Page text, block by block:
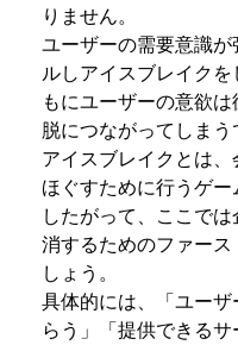
りません。
ユーザーの需要意識
ルしアイスブレイク
もにユーザーの意欲
脱につながってしまう
アイスブレイクとは
ほぐすために行うゲー
したがって、ここで
消するためのファー
しょう。
具体的には、「ユー
らう」「提供できる